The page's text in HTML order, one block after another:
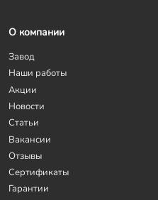
О компании
Завод
Наши работы
Акции
Новости
Статьи
Вакансии
Отзывы
Сертификаты
Гарантии